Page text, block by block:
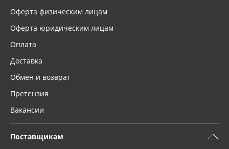
Оферта физическим лицам
Оферта юридическим лицам
Оплата
Доставка
Обмен и возврат
Претензия
Вакансии
Поставщикам